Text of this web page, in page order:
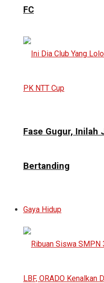
FC
Fase Gugur, Inilah
Bertanding
Gaya Hidup